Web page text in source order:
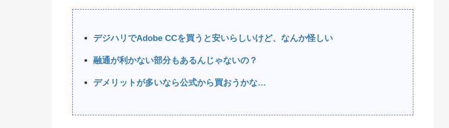
デジハリでAdobe CCを買うと安いらしいけど、なんか怪しい
融通が利かない部分もあるんじゃないの？
デメリットが多いなら公式から買おうかな…